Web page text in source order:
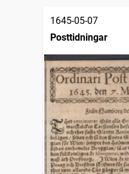
1645-05-07
Posttidningar